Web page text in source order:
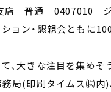
店 普通 0407010 ジ
ョン・懇親会ともに
、大きな注目を集めそ
局(印刷タイムス㈱内